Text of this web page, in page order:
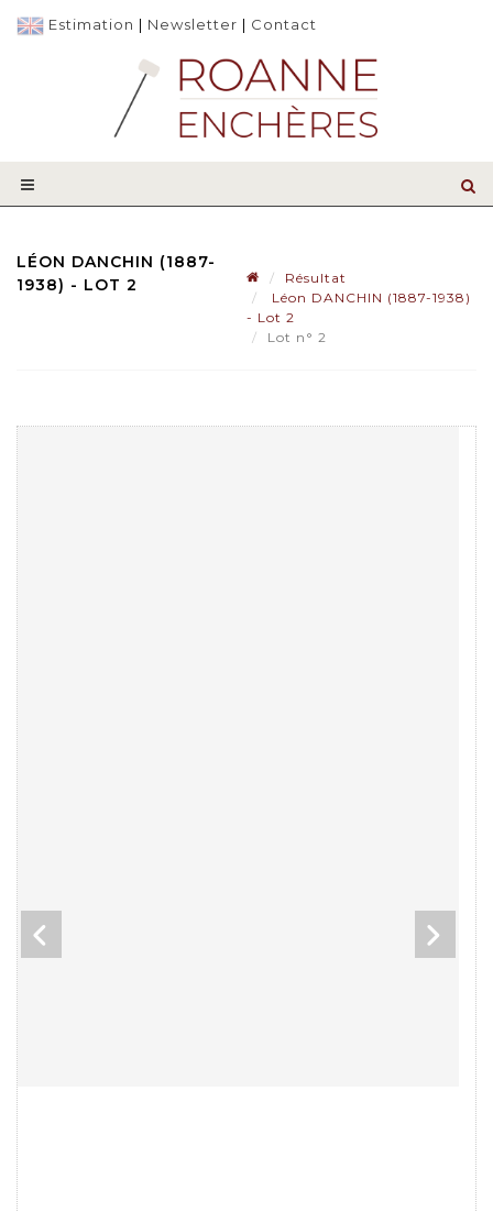
Estimation | Newsletter | Contact
LÉON DANCHIN (1887-
1938) - LOT 2
Résultat
Léon DANCHIN (1887-1938)
- Lot 2
Lot n° 2